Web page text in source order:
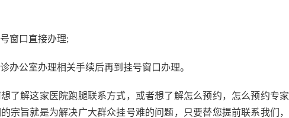
窗口直接办理;
办公室办理相关手续后再到挂号窗口办理。
了解这家医院跑腿联系方式，或者想了解怎么预约，怎么预约专家
宗旨就是为解决广大群众挂号难的问题，只要替您提前联系我们，